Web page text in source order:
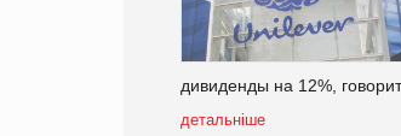
дивиденды на 12%,
детальніше